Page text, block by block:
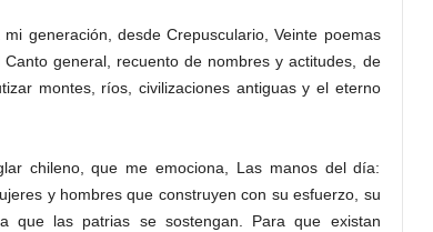
generación, desde Crepusculario, Veinte poemas
general, recuento de nombres y actitudes, de
montes, ríos, civilizaciones antiguas y el eterno
chileno, que me emociona, Las manos del día:
y hombres que construyen con su esfuerzo, su
que las patrias se sostengan. Para que existan